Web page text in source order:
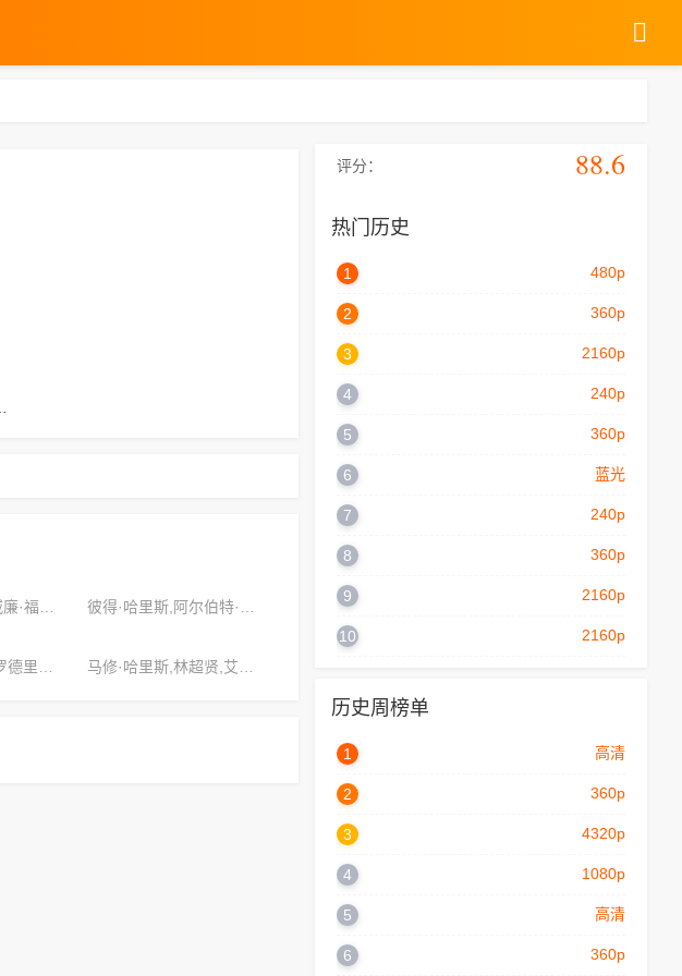
评分： 88.6
热门历史
1 480p
2 360p
3 2160p
4 240p
5 360p
6 蓝光
7 240p
8 360p
9 2160p
10 2160p
历史周榜单
1 高清
2 360p
3 4320p
4 1080p
5 高清
6 360p